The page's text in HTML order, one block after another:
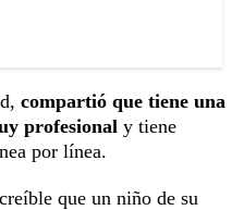
compartió que tiene una
profesional y tiene
por línea.
que un niño de su